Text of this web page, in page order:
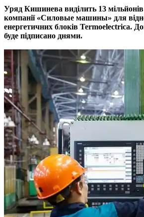
Уряд Кишинева виділить 13 мільйонів
компанії «Силовые машины» для
енергетичних блоків Termoelectrica.
буде підписано днями.